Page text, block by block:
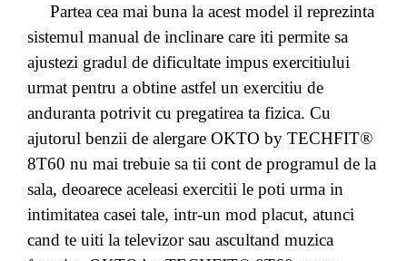
Partea cea mai buna la acest model il reprezinta
sistemul manual de inclinare care iti permite sa
ajustezi gradul de dificultate impus exercitiului
urmat pentru a obtine astfel un exercitiu de
anduranta potrivit cu pregatirea ta fizica. Cu
ajutorul benzii de alergare OKTO by TECHFIT®
8T60 nu mai trebuie sa tii cont de programul de la
sala, deoarece aceleasi exercitii le poti urma in
intimitatea casei tale, intr-un mod placut, atunci
cand te uiti la televizor sau ascultand muzica